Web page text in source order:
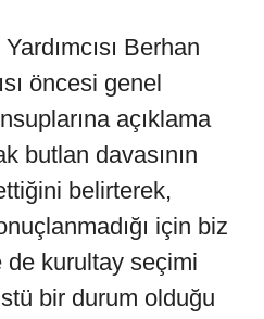
Berhan
öncesi genel
açıklama
butlan davasının
belirterek,
için biz
kurultay seçimi
bir durum olduğu